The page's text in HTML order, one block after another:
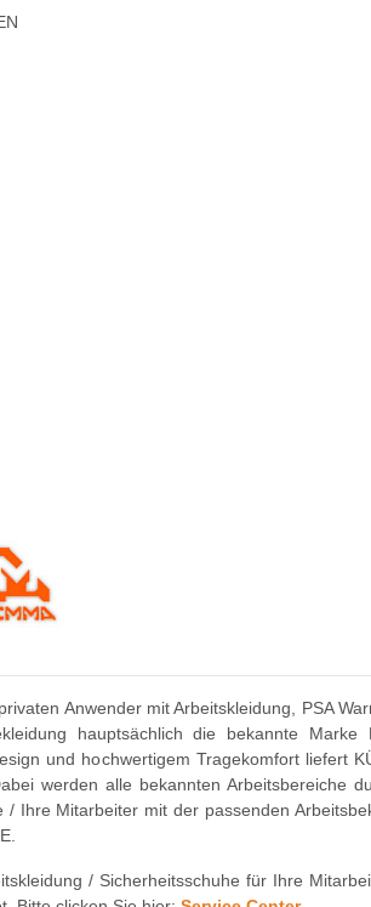
Anwender mit Arbeitskleidung, PSA
hauptsächlich die bekannte
und hochwertigem Tragekomfort liefert
werden alle bekannten Arbeitsbereiche
Ihre Mitarbeiter mit der passenden
/ Sicherheitsschuhe für Ihre